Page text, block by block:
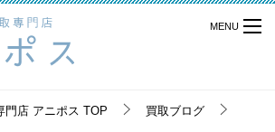
門店 アニポス TOP
買取ブログ